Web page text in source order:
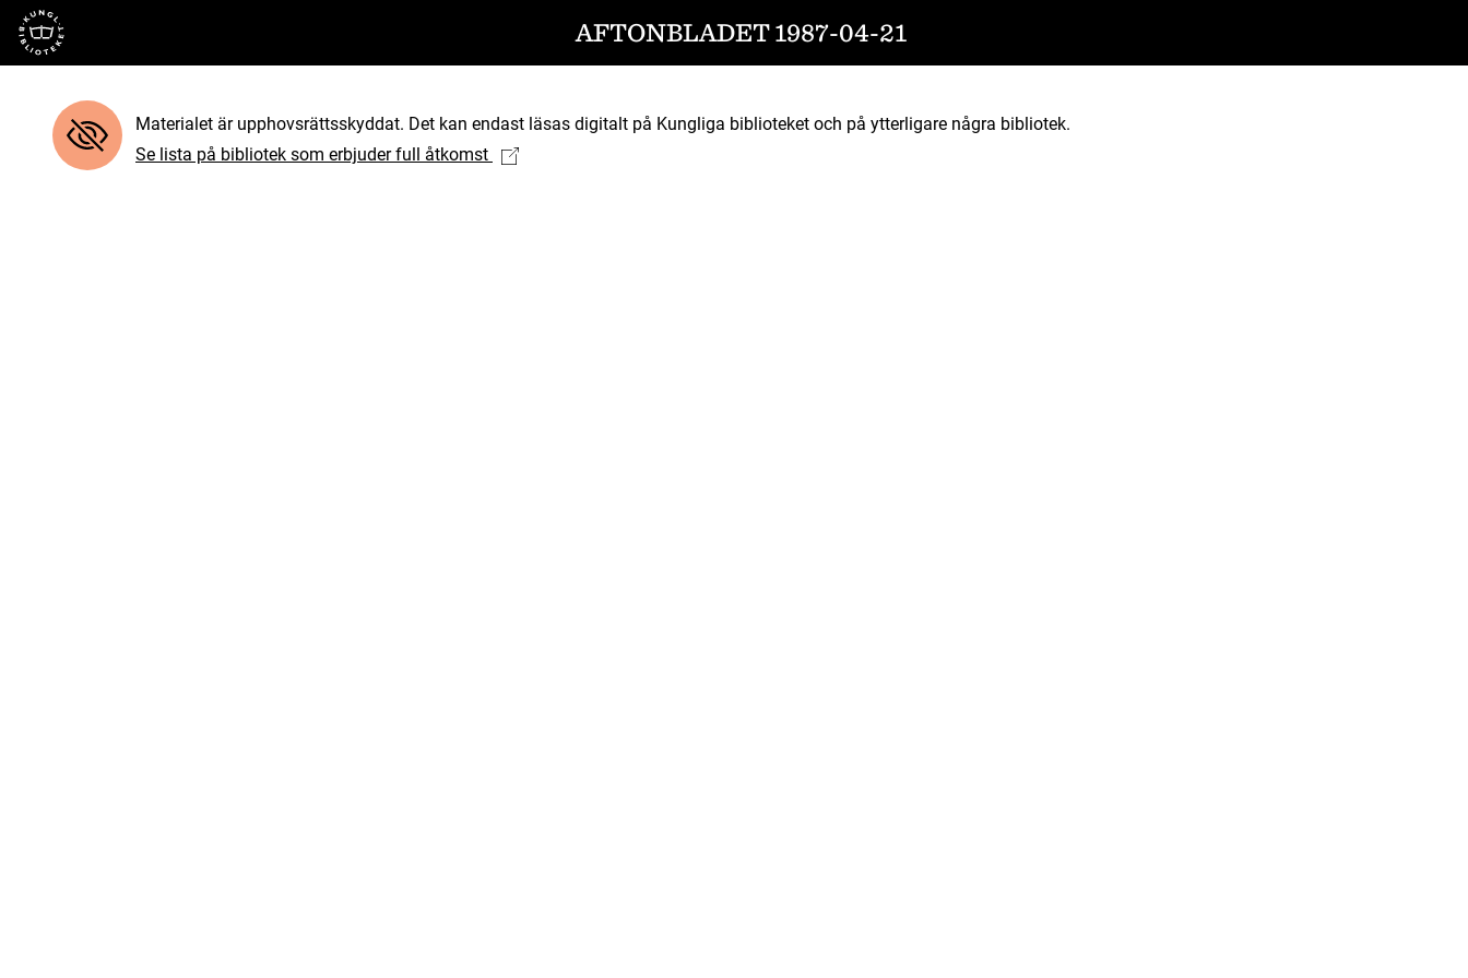
Till startsidan AFTONBLADET 1987-04-21
Materialet är upphovsrättsskyddat. Det kan endast läsas digitalt på Kungliga biblioteket och på ytterligare några bibliotek.
Se lista på bibliotek som erbjuder full åtkomst